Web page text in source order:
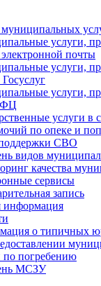
муниципальных
услуги,
электронной почты
услуги,
услуги,
услуги в
по опеке и
СВО
видов
качества
сервисы
запись
информация
о типичных
по погребению
МСЗУ